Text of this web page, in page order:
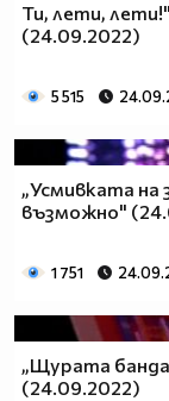
Ти, лети,
(24.09.2022)
5 515
„Усмивката на
възможно"
1 751
„Щурата
(24.09.2022)